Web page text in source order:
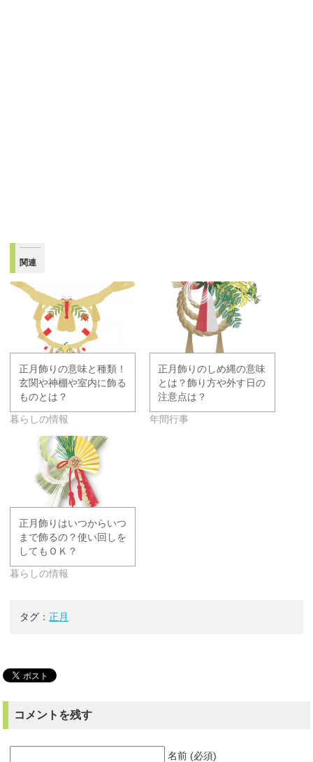
関連
正月飾りの意味と種類！
玄関や神棚や室内に飾る
ものとは？
暮らしの情報
正月飾りのしめ縄の意味
とは？飾り方や外す日の
注意点は？
年間行事
正月飾りはいつからいつ
まで飾るの？使い回しを
してもＯＫ？
暮らしの情報
タグ：正月
コメントを残す
名前 (必須)